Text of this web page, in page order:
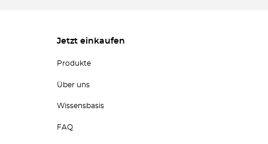
Jetzt einkaufen
Produkte
Über uns
Wissensbasis
FAQ